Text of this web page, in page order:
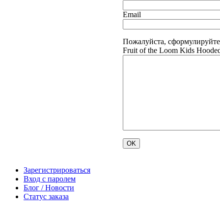
Email
Пожалуйста,
Fruit of the Loom Kids
Зарегистрироваться
Вход с паролем
Блог / Новости
Статус заказа